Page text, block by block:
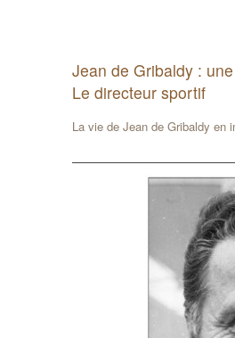
Jean de Gribaldy :
Le directeur sportif
La vie de Jean de Gribaldy en